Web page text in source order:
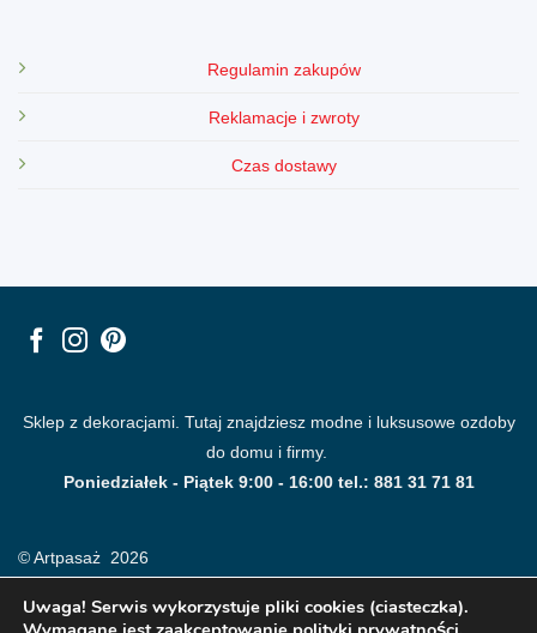
Regulamin zakupów
Reklamacje i zwroty
Czas dostawy
Sklep z dekoracjami. Tutaj znajdziesz modne i luksusowe ozdoby
do domu i firmy.
Poniedziałek - Piątek 9:00 - 16:00 tel.: 881 31 71 81
© Artpasaż 2026
Uwaga! Serwis wykorzystuje pliki cookies (ciasteczka).